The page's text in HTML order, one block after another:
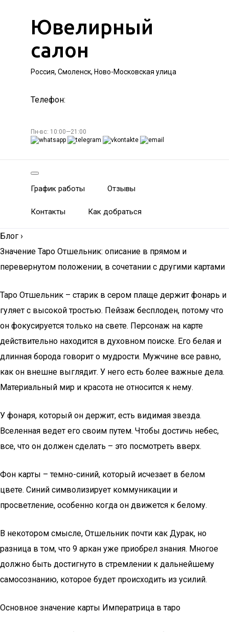
Ювелирный
салон
Россия, Смоленск, Ново-Московская улица
Телефон:
Пн-вс: 10:00—21:00
График работы Отзывы
Контакты Как добраться
Блог ›
Значение Таро Отшельник: описание в прямом и
перевернутом положении, в сочетании с другими картами
Таро Отшельник – старик в сером плаще держит фонарь и
гуляет с высокой тростью. Пейзаж бесплоден, потому что
он фокусируется только на свете. Персонаж на карте
действительно находится в духовном поиске. Его белая и
длинная борода говорит о мудрости. Мужчине все равно,
как он внешне выглядит. У него есть более важные дела.
Материальный мир и красота не относится к нему.
У фонаря, который он держит, есть видимая звезда.
Вселенная ведет его своим путем. Чтобы достичь небес,
все, что он должен сделать – это посмотреть вверх.
Фон карты – темно-синий, который исчезает в белом
цвете. Синий символизирует коммуникации и
просветление, особенно когда он движется к белому.
В некотором смысле, Отшельник почти как Дурак, но
разница в том, что 9 аркан уже приобрел знания. Многое
должно быть достигнуто в стремлении к дальнейшему
самосознанию, которое будет происходить из усилий.
Основное значение карты Императрица в таро